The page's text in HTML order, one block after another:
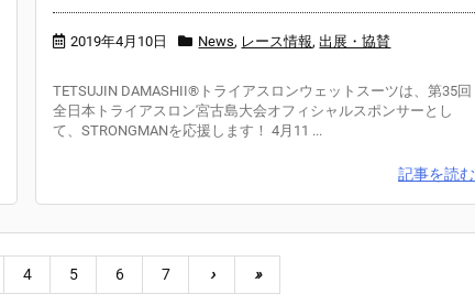
2019年4月10日 News, レース情報,出展・協賛
TETSUJIN DAMASHII®︎トライアスロンウェットスーツは、第35回
全日本トライアスロン宮古島大会オフィシャルスポンサーとし
て、STRONGMANを応援します！ 4月11 ...
記事を読む
4 5 6 7 › »